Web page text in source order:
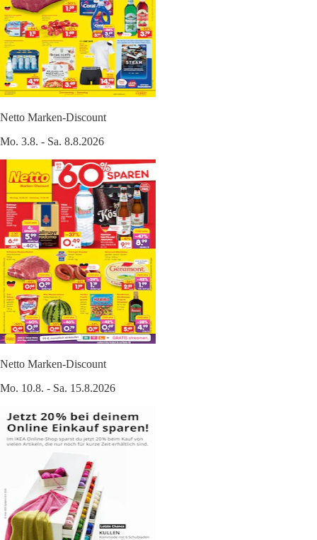
Netto Marken-Discount
Mo. 3.8. - Sa. 8.8.2026
Netto Marken-Discount
Mo. 10.8. - Sa. 15.8.2026